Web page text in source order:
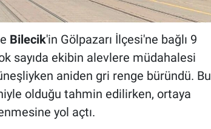
Bilecik'in Gölpazarı İlçesi'ne bağlı 9
sayıda ekibin alevlere müdahalesi
aniden gri renge büründü. Bu
olduğu tahmin edilirken, ortaya
yol açtı.